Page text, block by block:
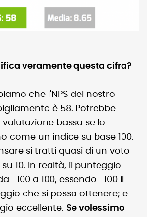
veramente questa cifra?
che l'NPS del nostro
è 58. Potrebbe
bassa se lo
come un indice su base 100.
si tratti quasi di un voto
10. In realtà, il punteggio
-100 a 100, essendo -100 il
che si possa ottenere; e
eccellente. Se volessimo